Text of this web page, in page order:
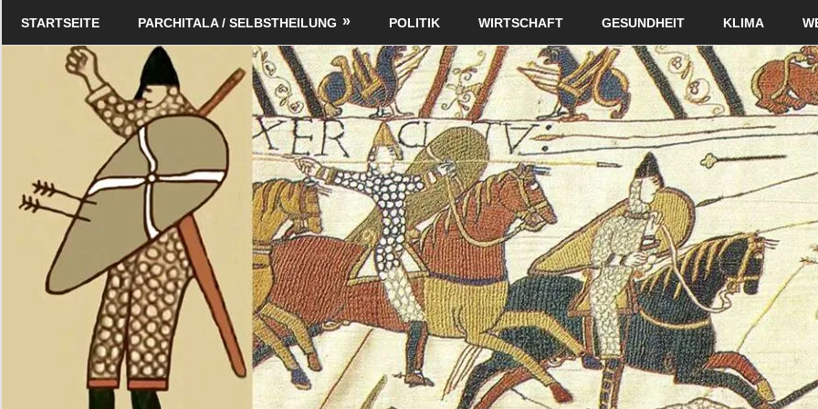
Schildverlag
STARTSEITE PARCHITALA / SELBSTHEILUNG POLITIK WIRTSCHAFT GESUNDHEIT KLIMA